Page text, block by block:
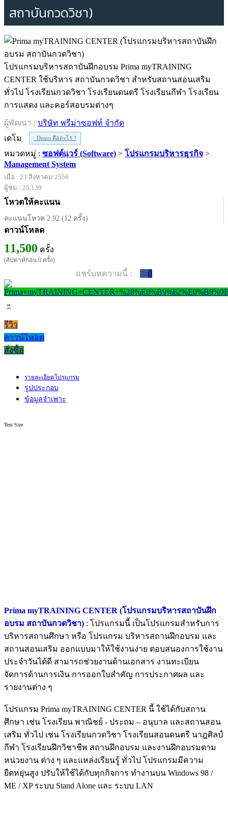
สถาบันกวดวิชา)
โปรแกรมบริหารสถาบันฝึกอบรม Prima myTRAINING
CENTER ใช้บริหาร สถาบันกวดวิชา สำหรับสถานสอนเสริม
ทั่วไป โรงเรียนกวดวิชา โรงเรียนดนตรี โรงเรียนกีฬา โรงเรียน
การแสดง และคอร์สอบรมต่างๆ
ผู้พัฒนา : บริษัท พรีม่าซอฟท์ จำกัด
เดโม
Demo คืออะไร ?
หมวดหมู่ : ซอฟต์แวร์ (Software) > โปรแกรมบริหารธุรกิจ >
Management System
เมื่อ : 23 สิงหาคม 2556
ผู้ชม : 25,139
โหวตให้คะแนน
คะแนนโหวต 2.92 (12 ครั้ง)
ดาวน์โหลด
11,500 ครั้ง
(สัปดาห์ก่อน 0 ครั้ง)
แชร์บทความนี้ : 0
»
รีวิว
ดาวน์โหลด
สั่งซื้อ
รายละเอียดโปรแกรม
รูปประกอบ
ข้อมูลจำเพาะ
Text Size
Prima myTRAINING CENTER (โปรแกรมบริหารสถาบันฝึก
อบรม สถาบันกวดวิชา) : โปรแกรมนี้ เป็นโปรแกรมสำหรับการ
บริหารสถานศึกษา หรือ โปรแกรม บริหารสถานฝึกอบรม และ
สถานสอนเสริม ออกแบบมาให้ใช้งานง่าย ตอบสนองการใช้งาน
ประจำวันได้ดี สามารถช่วยงานด้านเอกสาร งานทะเบียน
จัดการด้านการเงิน การออกใบสำคัญ การประกาศผล และ
รายงานต่าง ๆ
โปรแกรม Prima myTRAINING CENTER นี้ ใช้ได้กับสถาน
ศึกษา เช่น โรงเรียน พาณิชย์ - ประถม – อนุบาล และสถานสอน
เสริม ทั่วไป เช่น โรงเรียนกวดวิชา โรงเรียนสอนดนตรี นาฎศิลป์
กีฬา โรงเรียนฝึกวิชาชีพ สถานฝึกอบรม และงานฝึกอบรมตาม
หน่วยงาน ต่าง ๆ และแหล่งเรียนรู้ ทั่วไป โปรแกรมมีความ
ยืดหยุ่นสูง ปรับให้ใช้ได้กับทุกกิจการ ทำงานบน Windows 98 /
ME / XP ระบบ Stand Alone และ ระบบ LAN